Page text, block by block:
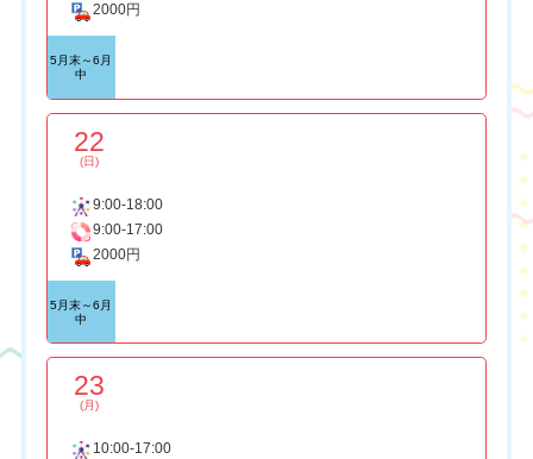
2000円
5月末～6月
中
22
(日)
9:00-18:00
9:00-17:00
2000円
5月末～6月
中
23
(月)
10:00-17:00